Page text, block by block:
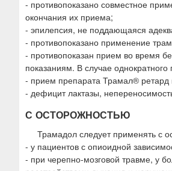
- противопоказано совместное
окончания их приема;
- эпилепсия, не поддающаяся
- противопоказано применение
- противопоказан прием во время
показаниям. В случае
- прием препарата Трамал® ретард
- дефицит лактазы,
С ОСТОРОЖНОСТЬЮ
Трамадол следует применять с
- у пациентов с опиоидной
- при черепно-мозговой травме, у